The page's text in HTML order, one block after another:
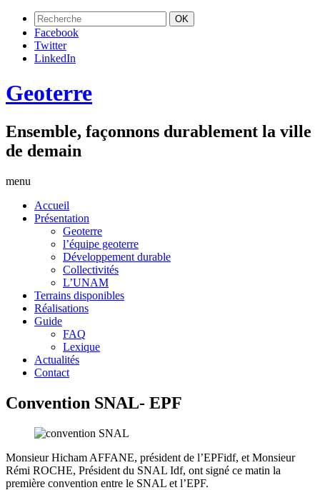
Facebook
Twitter
LinkedIn
Geoterre
Ensemble, façonnons durablement la ville
de demain
menu
Accueil
Présentation
Geoterre
l’équipe geoterre
Développement durable
Collectivités
L’UNAM
Terrains disponibles
Réalisations
Guide
FAQ
Lexique
Actualités
Contact
Convention SNAL- EPF
Monsieur Hicham AFFANE, président de l’EPFidf, et Monsieur
Rémi ROCHE, Président du SNAL Idf, ont signé ce matin la
première convention entre le SNAL et l’EPF.